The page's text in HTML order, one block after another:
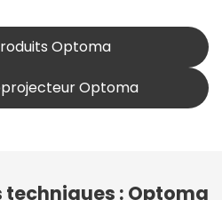
Optoma
Optoma
: Optoma